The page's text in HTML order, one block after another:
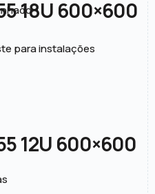
para instalações
18U 600×600
12U 600×600